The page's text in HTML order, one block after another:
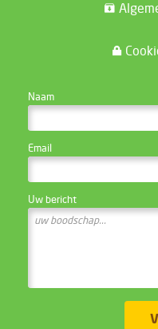
Naam
Email
Uw bericht